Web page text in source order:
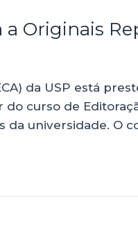
Originais
da USP está
curso de
da universidade. O